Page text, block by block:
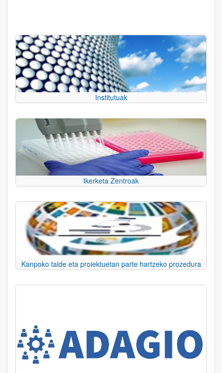
Institutuak
Ikerketa Zentroak
Kanpoko talde eta proiektuetan parte hartzeko prozedura